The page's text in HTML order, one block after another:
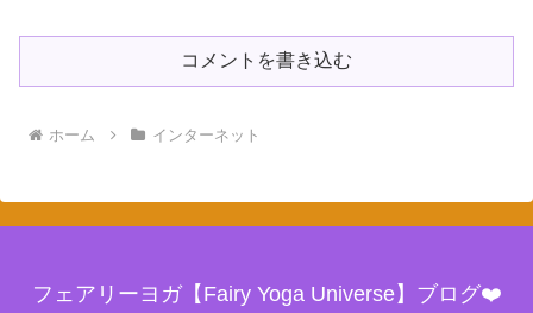
コメントを書き込む
ホーム インターネット
フェアリーヨガ【Fairy Yoga Universe】ブログ❤️